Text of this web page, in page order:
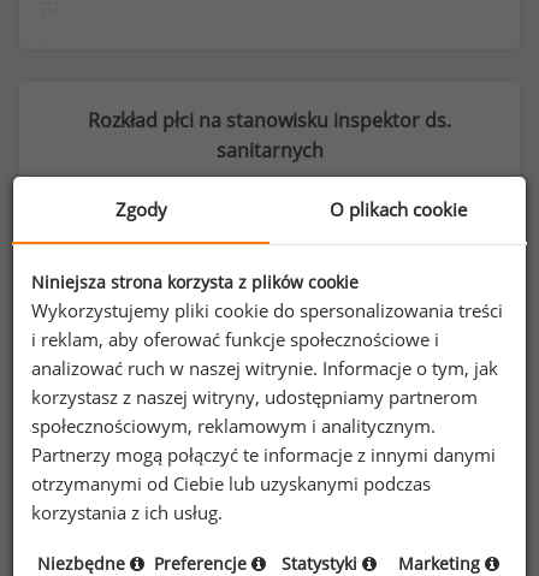
Rozkład płci na stanowisku inspektor ds.
sanitarnych
46%
Kobiety
25
54
Mężczyźni
29
Zgody O plikach cookie
Niniejsza strona korzysta z plików cookie
Wykorzystujemy pliki cookie do spersonalizowania treści
i reklam, aby oferować funkcje społecznościowe i
analizować ruch w naszej witrynie. Informacje o tym, jak
korzystasz z naszej witryny, udostępniamy partnerom
społecznościowym, reklamowym i analitycznym.
Partnerzy mogą połączyć te informacje z innymi danymi
otrzymanymi od Ciebie lub uzyskanymi podczas
korzystania z ich usług.
Niezbędne Preferencje Statystyki Marketing